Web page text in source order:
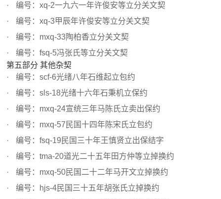
编号：xq-2一九六一年许俊安等立分关文契
编号：xq-3甲辰年许俊安等立分关文契
编号：mxq-33陶柏香立分关文契
编号：fsq-5冯张氏等立分关文契
第五部分 其他杂契
编号：scf-6光绪八年石维起立包约
编号：sls-18光绪十六年石秉机立保约
编号：mxq-24宣统三年马陈氏立卖出保约
编号：mxq-57民国十四年陈宋氏立包约
编号：fsq-19民国三十年王慎贤立出保结字
编号：tma-20道光二十五年田方仲等立掉换约
编号：mxq-50民国二十二年马开文立掉换约
编号：hjs-4民国三十五年胡张氏立掉换约